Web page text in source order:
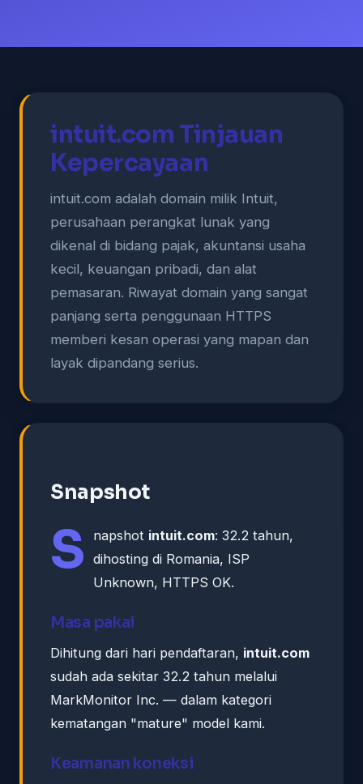
intuit.com Tinjauan
Kepercayaan
intuit.com adalah domain milik Intuit,
perusahaan perangkat lunak yang
dikenal di bidang pajak, akuntansi usaha
kecil, keuangan pribadi, dan alat
pemasaran. Riwayat domain yang sangat
panjang serta penggunaan HTTPS
memberi kesan operasi yang mapan dan
layak dipandang serius.
Snapshot
S napshot intuit.com: 32.2 tahun,
dihosting di Romania, ISP
Unknown, HTTPS OK.
Masa pakai
Dihitung dari hari pendaftaran, intuit.com
sudah ada sekitar 32.2 tahun melalui
MarkMonitor Inc. — dalam kategori
kematangan "mature" model kami.
Keamanan koneksi